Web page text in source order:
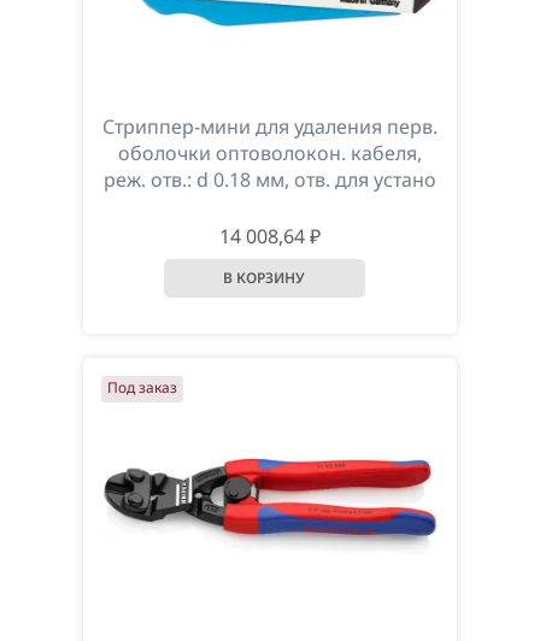
Стриппер-мини для удаления перв.
оболочки оптоволокон. кабеля,
реж. отв.: d 0.18 мм, отв. для устано
14 008,64 ₽
Под заказ